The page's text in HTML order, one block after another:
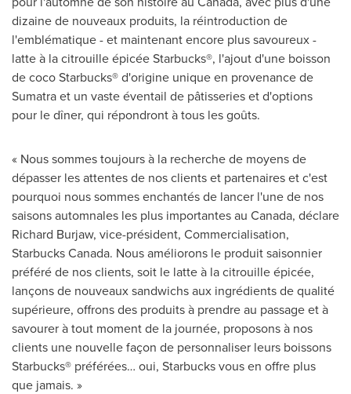
dizaine de nouveaux produits, la réintroduction de
l'emblématique - et maintenant encore plus savoureux -
latte à la citrouille épicée Starbucks®, l'ajout d'une boisson
de coco Starbucks® d'origine unique en provenance de
Sumatraet un vaste éventail de pâtisseries et d'options
pour le dîner, qui répondront à tous les goûts.
« Nous sommes toujours à la recherche de moyens de
dépasser les attentes de nos clients et partenaires et c'est
pourquoi nous sommes enchantés de lancer l'une de nos
saisons automnales les plus importantes au Canada, déclare
Richard Burjaw, vice-président, Commercialisation,
Starbucks Canada. Nous améliorons le produit saisonnier
préféré de nos clients, soit le latte à la citrouille épicée,
lançons de nouveaux sandwichs aux ingrédients de qualité
supérieure, offrons des produits à prendre au passage et à
savourer à tout moment de la journée, proposons à nos
clients une nouvelle façon de personnaliser leurs boissons
Starbucks® préférées… oui, Starbucks vous en offre plus
que jamais. »